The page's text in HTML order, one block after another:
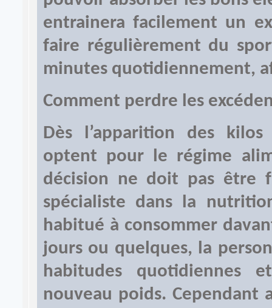
entrainera facilement un
faire régulièrement du
minutes quotidiennement,
Comment perdre les
Dès l’apparition des
optent pour le régime
décision ne doit pas être
spécialiste dans la
habitué à consommer
jours ou quelques, la
habitudes quotidiennes
nouveau poids. Cependant